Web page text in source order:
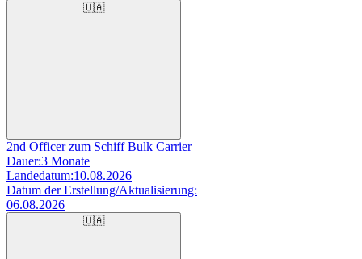
🇺🇦
2nd Officer zum Schiff Bulk Carrier
Dauer:3 Monate
Landedatum:10.08.2026
Datum der Erstellung/Aktualisierung:
06.08.2026
🇺🇦